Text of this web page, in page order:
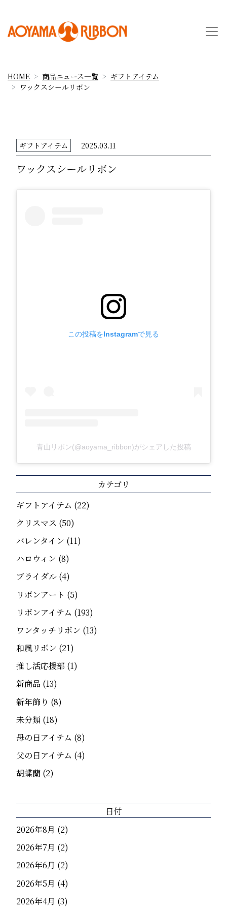
HOME 商品ニュース一覧
ギフトアイテム
ワックスシールリボン
ギフトアイテム 2025.03.11
ワックスシールリボン
この投稿をInstagramで見る
青山リボン(@aoyama_ribbon)がシェアした投稿
カテゴリ
ギフトアイテム (22)
クリスマス (50)
バレンタイン (11)
ハロウィン (8)
ブライダル (4)
リボンアート (5)
リボンアイテム (193)
ワンタッチリボン (13)
和風リボン (21)
推し活応援部 (1)
新商品 (13)
新年飾り (8)
未分類 (18)
母の日アイテム (8)
父の日アイテム (4)
胡蝶蘭 (2)
日付
2026年8月 (2)
2026年7月 (2)
2026年6月 (2)
2026年5月 (4)
2026年4月 (3)